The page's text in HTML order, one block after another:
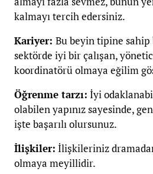
kalmayı tercih edersiniz.
Kariyer: Bu beyin tipine
sektörde iyi bir çalışan,
koordinatörü olmaya eğilim
Öğrenme tarzı: İyi
olabilen yapınız sayesinde,
işte başarılı olursunuz.
İlişkiler: İlişkileriniz
olmaya meyillidir.